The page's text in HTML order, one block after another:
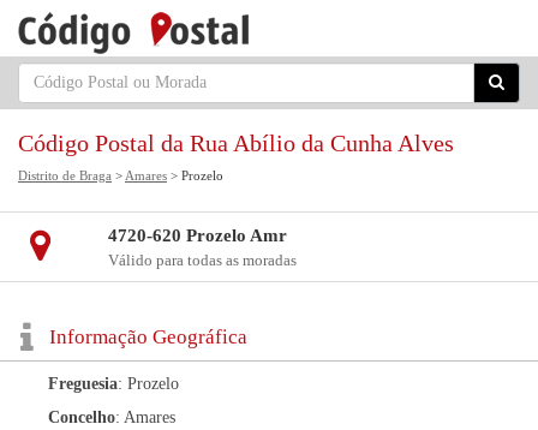
Código Postal da Rua Abílio da Cunha Alves
Distrito de Braga > Amares > Prozelo
4720-620 Prozelo Amr
Válido para todas as moradas
Informação Geográfica
Freguesia: Prozelo
Concelho: Amares